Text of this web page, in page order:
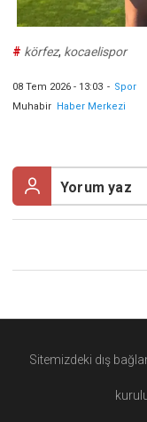
# körfez, kocaelispor
08 Tem 2026 - 13:03 - Spor
Muhabir Haber Merkezi
Sitemizdeki dış